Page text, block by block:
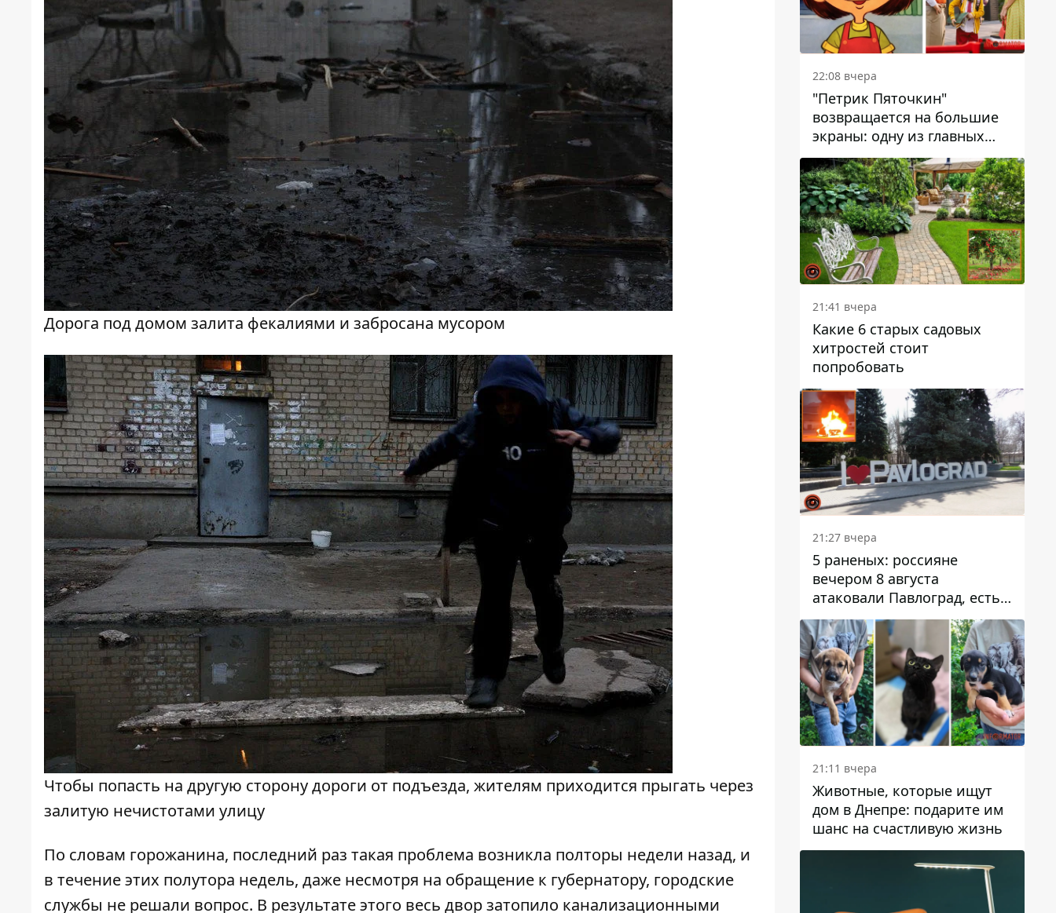
Дорога под домом залита фекалиями и забросана мусором
Чтобы попасть на другую сторону дороги от подъезда, жителям приходится прыгать через
залитую нечистотами улицу
По словам горожанина, последний раз такая проблема возникла полторы недели назад, и
в течение этих полутора недель, даже несмотря на обращение к губернатору, городские
службы не решали вопрос. В результате этого весь двор затопило канализационными
22:08 вчера
"Петрик Пяточкин"
возвращается на большие
экраны: одну из главных
ролей сыграет 9-летний
днепрянин Александр
Войтеховский
21:41 вчера
Какие 6 старых садовых
хитростей стоит
попробовать
21:27 вчера
5 раненых: россияне
вечером 8 августа
атаковали Павлоград, есть
возгорание
21:11 вчера
Животные, которые ищут
дом в Днепре: подарите им
шанс на счастливую жизнь